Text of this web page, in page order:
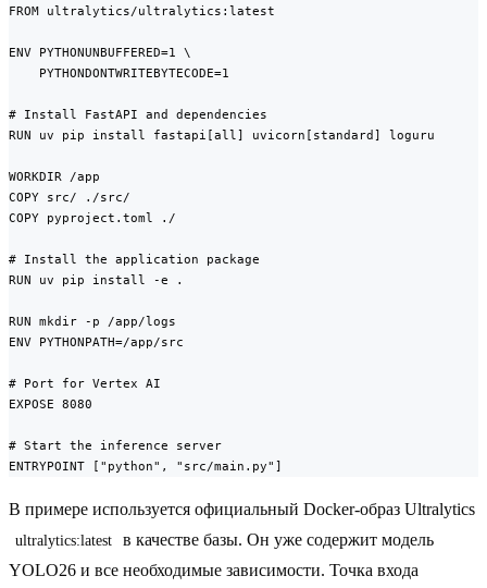
FROM ultralytics/ultralytics:latest
ENV PYTHONUNBUFFERED=1 \
    PYTHONDONTWRITEBYTECODE=1
# Install FastAPI and dependencies
RUN uv pip install fastapi[all] uvicorn[standard] loguru
WORKDIR /app
COPY src/ ./src/
COPY pyproject.toml ./
# Install the application package
RUN uv pip install -e .
RUN mkdir -p /app/logs
ENV PYTHONPATH=/app/src
# Port for Vertex AI
EXPOSE 8080
# Start the inference server
ENTRYPOINT ["python", "src/main.py"]
В примере используется официальный Docker-образ Ultralytics
ultralytics:latest
в качестве базы. Он уже содержит модель
YOLO26 и все необходимые зависимости. Точка входа